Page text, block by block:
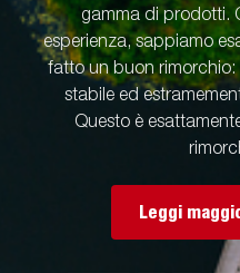
gamma di prodotti.
esperienza, sappiamo
fatto un buon rimorchio:
stabile ed
Questo è
Leggi